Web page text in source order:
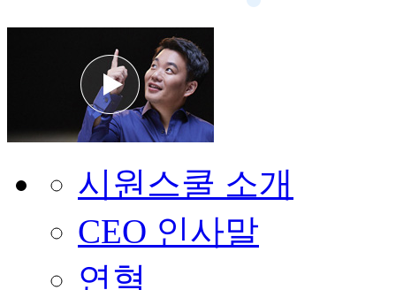
시원스쿨 소개
CEO 인사말
연혁